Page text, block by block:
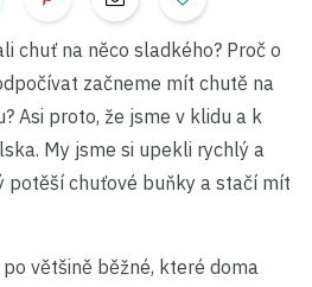
chuť na něco sladkého? Proč o
začneme mít chutě na
Asi proto, že jsme v klidu a k
My jsme si upekli rychlý a
potěší chuťové buňky a stačí mít
většině běžné, které doma